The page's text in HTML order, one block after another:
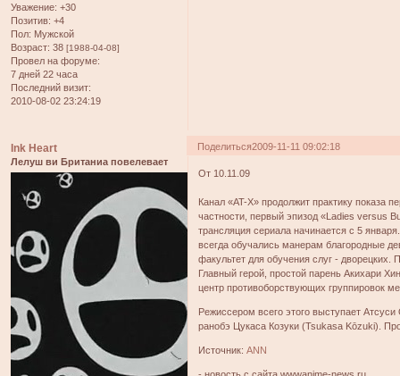
Уважение: +30
Позитив: +4
Пол: Мужской
Возраст: 38 [1988-04-08]
Провел на форуме:
7 дней 22 часа
Последний визит:
2010-08-02 23:24:19
Поделиться2009-11-11 09:02:18
Ink Heart
Лелуш ви Британиа повелевает
От 10.11.09
Канал «AT-X» продолжит практику показа
частности, первый эпизод «Ladies versus
трансляция сериала начинается с 5
всегда обучались манерам благородные
факультет для обучения слуг - дворецких.
Главный герой, простой парень Акихари
центр противоборствующих группировок
Режиссером всего этого выступает
ранобэ Цукаса Козуки (Tsukasa Kōzuki).
Источник:ANN